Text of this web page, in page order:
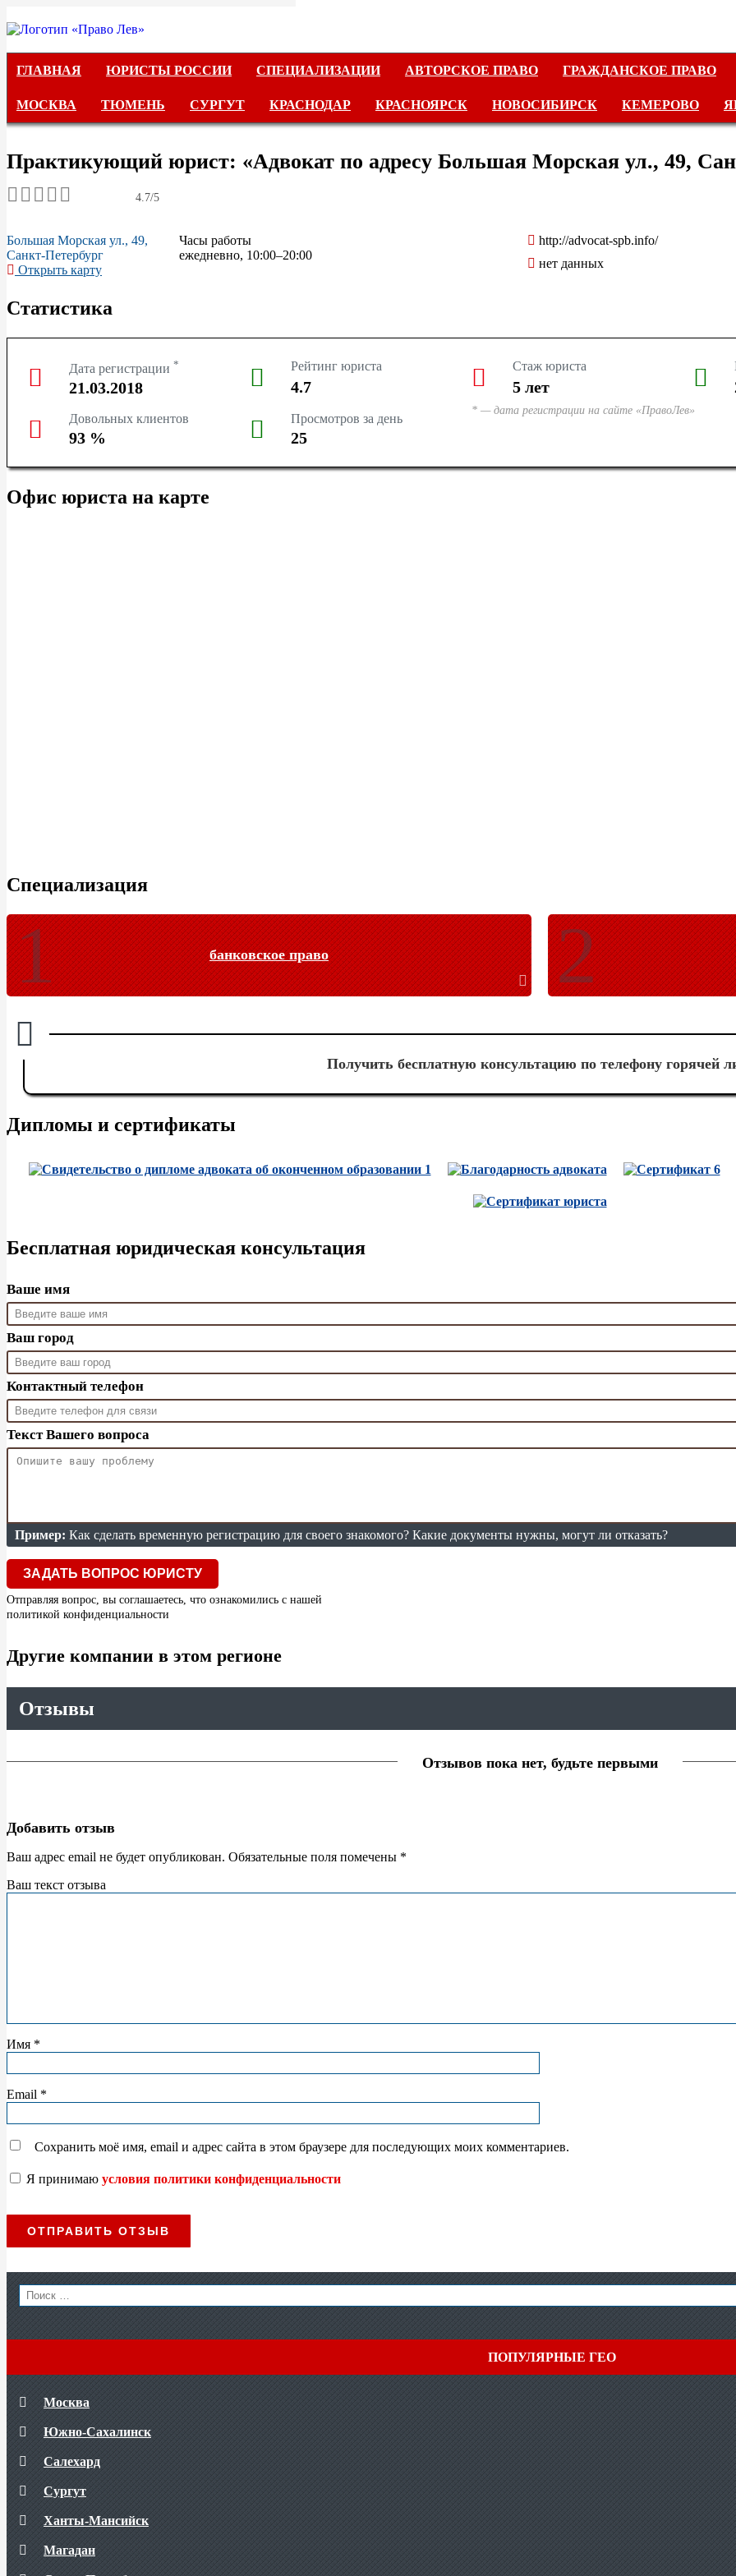
ГЛАВНАЯ ЮРИСТЫ РОССИИ СПЕЦИАЛИЗАЦИИ АВТОРСКОЕ ПРАВО ГРАЖДАНСКОЕ ПРАВО
МОСКВА ТЮМЕНЬ СУРГУТ КРАСНОДАР КРАСНОЯРСК НОВОСИБИРСК КЕМЕРОВО
Практикующий юрист: «Адвокат по адресу Большая Морская ул., 49,
4.7/5
Большая Морская ул., 49,
Санкт-Петербург
Открыть карту
http://advocat-spb.info/
нет данных
Часы работы
ежедневно, 10:00–20:00
Статистика
Дата регистрации *
21.03.2018
Рейтинг юриста
4.7
Стаж юриста
5 лет
Довольных клиентов
93 %
Просмотров за день
25
* — дата регистрации на сайте «ПравоЛев»
Офис юриста на карте
Специализация
банковское право
Получить бесплатную консультацию по телефону горячей
Дипломы и сертификаты
Бесплатная юридическая консультация
Ваше имя
Ваш город
Контактный телефон
Текст Вашего вопроса
Пример: Как сделать временную регистрацию для своего знакомого? Какие документы нужны, могут ли отказать?
ЗАДАТЬ ВОПРОС ЮРИСТУ
Отправляя вопрос, вы соглашаетесь, что ознакомились с нашей
политикой конфиденциальности
Другие компании в этом регионе
Отзывы
Отзывов пока нет, будьте первыми
Добавить отзыв
Ваш адрес email не будет опубликован. Обязательные поля помечены *
Ваш текст отзыва
Имя *
Email *
Сохранить моё имя, email и адрес сайта в этом браузере для последующих моих комментариев.
Я принимаю условия политики конфиденциальности
Search
for:
ПОПУЛЯРНЫЕ ГЕО
Москва
Южно-Сахалинск
Салехард
Сургут
Ханты-Мансийск
Магадан
ГЛАВНАЯ
СПЕЦИАЛИЗАЦИИ
АВТОРСКОЕ ПРАВО
УГОЛОВНОЕ ПРАВО
МОСКВА
СУРГУТ
КРАСНОЯРСК